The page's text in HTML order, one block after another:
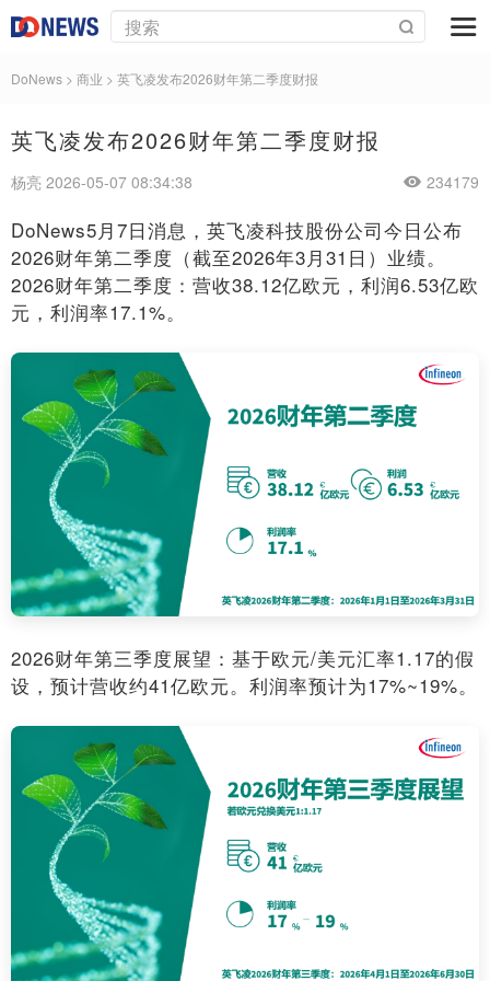
DoNews > 商业 > 英飞凌发布2026财年第二季度财报
英飞凌发布2026财年第二季度财报
杨亮 2026-05-07 08:34:38 234179
DoNews5月7日消息，英飞凌科技股份公司今日公布
2026财年第二季度（截至2026年3月31日）业绩。
2026财年第二季度：营收38.12亿欧元，利润6.53亿欧
元，利润率17.1%。
2026财年第三季度展望：基于欧元/美元汇率1.17的假
设，预计营收约41亿欧元。利润率预计为17%~19%。